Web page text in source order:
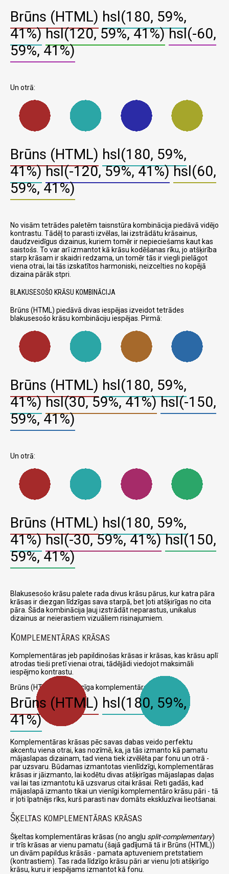
Brūns (HTML) hsl(180, 59%,
41%) hsl(120, 59%, 41%) hsl(-60,
59%, 41%)
Un otrā:
Brūns (HTML) hsl(180, 59%,
41%) hsl(-120, 59%, 41%) hsl(60,
59%, 41%)
No visām tetrādes paletēm taisnstūra kombinācija piedāvā vidējo
kontrastu. Tādēļ to parasti izvēlas, lai izstrādātu krāsainus,
daudzveidīgus dizainus, kuriem tomēr ir nepieciešams kaut kas
saistošs. To var arī izmantot kā krāsu kodēšanas rīku, jo atšķirība
starp krāsam ir skaidri redzama, un tomēr tās ir viegli pielāgot
viena otrai, lai tās izskatītos harmoniski, neizcelties no kopējā
dizaina pārāk stpri.
BLAKUSESOŠO KRĀSU KOMBINĀCIJA
Brūns (HTML) piedāvā divas iespējas izveidot tetrādes
blakusesošo krāsu kombināciju iespējas. Pirmā:
Brūns (HTML) hsl(180, 59%,
41%) hsl(30, 59%, 41%) hsl(-150,
59%, 41%)
Un otrā:
Brūns (HTML) hsl(180, 59%,
41%) hsl(-30, 59%, 41%) hsl(150,
59%, 41%)
Blakusesošo krāsu palete rada divus krāsu pārus, kur katra pāra
krāsas ir diezgan līdzīgas sava starpā, bet ļoti atšķirīgas no cita
pāra. Šāda kombinācija ļauj izstrādāt neparastus, unikalus
dizainus ar neierastiem vizuāliem risinajumiem.
KOMPLEMENTĀRAS KRĀSAS
Komplementāras jeb papildinošas krāsas ir krāsas, kas krāsu aplī
atrodas tieši pretī vienai otrai, tādējādi viedojot maksimāli
iespējmo kontrastu.
Brūns (HTML) un attiecīga komplementāra krāsa:
Brūns (HTML) hsl(180, 59%,
41%)
Komplementāras krāsas pēc savas dabas veido perfektu
akcentu viena otrai, kas nozīmē, ka, ja tās izmanto kā pamatu
mājaslapas dizainam, tad viena tiek izvēlēta par fonu un otrā -
par uzsvaru. Būdamas izmantotas vienlīdzīgi, komplementāras
krāsas ir jāizmanto, lai kodētu divas atšķirīgas mājaslapas daļas
vai lai tas izmantotu kā uzsvarus citai krāsai. Reti gadās, kad
mājaslapā izmanto tikai un vienīgi komplementāro krāsu pāri - tā
ir ļoti īpatnējs rīks, kurš parasti nav domāts ekskluzīvai lieotšanai.
ŠĶELTAS KOMPLEMENTĀRAS KRĀSAS
Šķeltas komplementāras krāsas (no angļu split-complementary)
ir trīs krāsas ar vienu pamatu (šajā gadījumā tā ir Brūns (HTML))
un divām papildus krāsās - pamata aptuveniem pretstatiem
(kontrastiem). Tas rada līdzīgo krāsu pāri ar vienu ļoti atšķirīgo
krāsu, kuru ir iespējams izmantot kā fonu.